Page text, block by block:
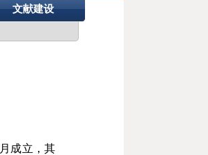
文献建设
月成立， 其